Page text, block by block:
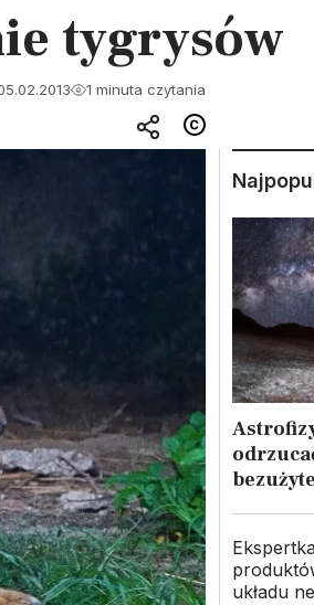
tygrysów
1 minuta czytania
układu